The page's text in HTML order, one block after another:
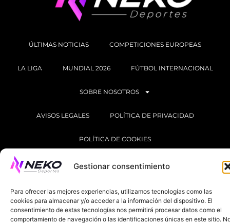
Gestionar consentimiento
Para ofrecer las mejores experiencias, utilizamos tecnologías como las
cookies para almacenar y/o acceder a la información del dispositivo. El
consentimiento de estas tecnologías nos permitirá procesar datos como el
comportamiento de navegación o las identificaciones únicas en este sitio.
ÚLTIMAS NOTICIAS COMPETICIONES EUROPEAS
LA LIGA MUNDIAL 2026 FÚTBOL INTERNACIONAL
SOBRE NOSOTROS
AVISOS LEGALES POLÍTICA DE PRIVACIDAD
POLÍTICA DE COOKIES
DISEÑADO PORDARYL STUDIO.